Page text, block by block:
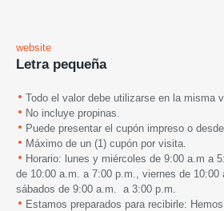
website
Letra pequeña
Todo el valor debe utilizarse en la misma
No incluye propinas.
Puede presentar el cupón impreso o
Máximo de un (1) cupón por visita.
Horario: lunes y miércoles de 9:00 a.m a
de 10:00 a.m. a 7:00 p.m., viernes de
sábados de 9:00 a.m. a 3:00 p.m.
Estamos preparados para recibirle: